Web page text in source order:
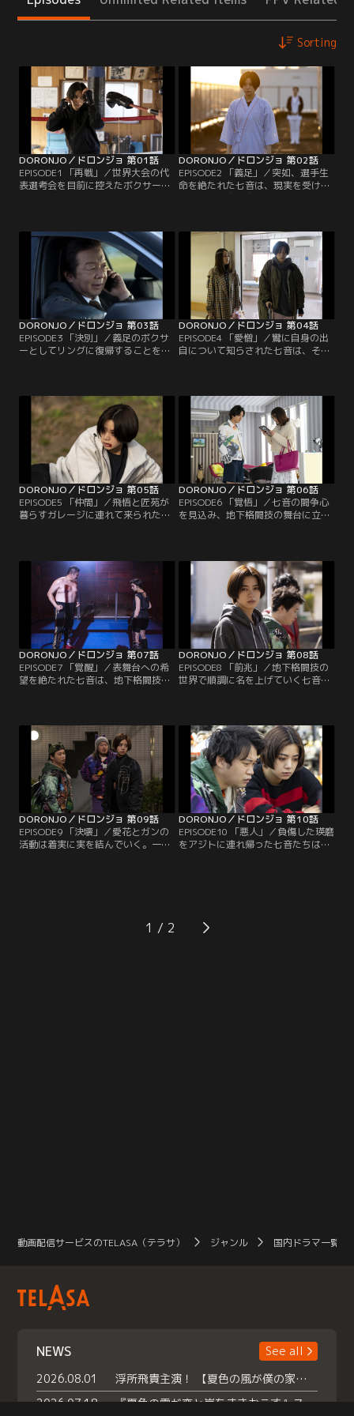
Sorting
DORONJO／ドロンジョ 第01話
EPISODE1 「再戦」／世界大会の代
表選考会を目前に控えたボクサー・
た。それに対し、七音のライバルで
ある財閥令嬢の聖川愛花（山崎紘
菜）は、恵まれた環境で鍛えられた
上に、誰からも愛されるインフルエ
ンサーとして活躍していた。
DORONJO／ドロンジョ 第02話
EPISODE2 「義足」／突如、選手生
命を絶たれた七音は、現実を受け入
れられず、自暴自棄になる日々。看
する七音。そんな中、七音の事故を
知った飛悟（矢本悠馬）と匠苑（一
ノ瀬ワタル）は、七音のために作っ
た義足を密かに彼女の足に取り付け
る。得体の知れない義足に戸惑いな
がらも…。
DORONJO／ドロンジョ 第03話
EPISODE3 「決別」／義足のボクサ
ーとしてリングに復帰することを望
もらおうと考える。しかし、七音に
再起の見込みがないと考えた正治は
彼女を見限り、新たに有望な選手と
して幼い少女を迎え入れていた。そ
の裏切りに激怒した七音は正治と拳
を交える。
DORONJO／ドロンジョ 第04話
EPISODE4 「愛憎」／鸞に自身の出
自について知らされた七音は、その
は、鸞の介護によって生活している
認知症の父親・詩音と再会する。七
音の身を案じる飛悟と匠苑は、しば
らく泥川家の中の様子を探っていた
が…。
DORONJO／ドロンジョ 第05話
EPISODE5 「仲間」／飛悟と匠苑が
暮らすガレージに連れて来られた七
会う。愛花との再戦を望む七音は、
プロモーターの布部（池田良）に相
談を持ちかけるが、興行の運営に多
額の資金がいると聞かされる。橘の
勧めで裏のアルバイトに従事し始め
た七音だったが…。
DORONJO／ドロンジョ 第06話
EPISODE6 「覚悟」／七音の闘争心
を見込み、地下格闘技の舞台に立つ
音は愛花との再戦のために貯めた金
を全額、布部に渡すものの、彼女の
希望は思わぬ形で裏切られること
に。そんな七音に追い打ちをかける
ように、世界チャンピオンの座を手
に入れる愛花。
DORONJO／ドロンジョ 第07話
EPISODE7 「覚醒」／表舞台への希
望を絶たれた七音は、地下格闘技の
七音だったが、対戦相手の安藤（阿
見201）に劣勢を強いられる。そん
な中、刑事の軍沢（古田新太）は、
七音のひき逃げ事件に関して愛花の
父・誠一郎（高橋和也）の元を訪ね
る。
DORONJO／ドロンジョ 第08話
EPISODE8 「前兆」／地下格闘技の
世界で順調に名を上げていく七音
いた倉庫が封鎖され、根城にしてい
たガレージを橘によって追い出され
てしまい、行き場すら失くしてしま
う七音たち。愛花とガンが始めた活
動は想定外の反響を呼び、多くの賛
同者たちが現れる。
DORONJO／ドロンジョ 第09話
EPISODE9 「決壊」／愛花とガンの
活動は着実に実を結んでいく。一
くされる。その後、刑事の軍沢と
父・誠一郎の会話からある事実を知
DORONJO／ドロンジョ 第10話
EPISODE10 「悪人」／負傷した瑛磨
をアジトに連れ帰った七音たちは、
する。しかし、その結果、愛花に突
き放されたと感じた慎二は暴走し、
1
動画配信サービスのTELASA（テラサ） ジャンル 国内ドラマ一覧（
NEWS
See all
2026.08.01
浮所飛貴主演！ 【夏色の風が僕の家にやってきた】 本日よりテラサで独占配信スタート！
2026.07.18
『夏色の雲が恋と嵐をまきおこす』スペシャルメイキング 【Part1】2026年７月18日（土）23時30分～配信スタート！話題のシーンの裏側を大公開！豪華キャスト大集合！ 『武宮家 真夏の家族会議』開催！